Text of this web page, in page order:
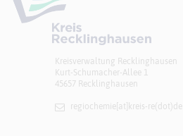
Kreisverwaltung Recklinghausen
Kurt-Schumacher-Allee 1
45657 Recklinghausen
regiochemie[at]​kreis-re(dot)de